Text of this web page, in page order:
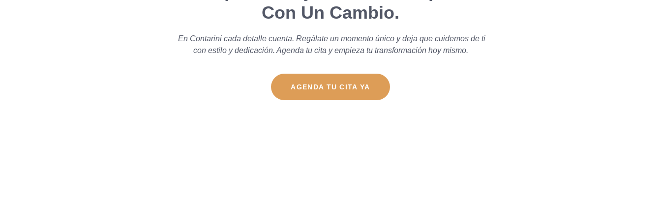
Con Un Cambio.
En Contarini cada detalle cuenta. Regálate un momento único y deja que cuidemos de ti
con estilo y dedicación. Agenda tu cita y empieza tu transformación hoy mismo.
AGENDA TU CITA YA